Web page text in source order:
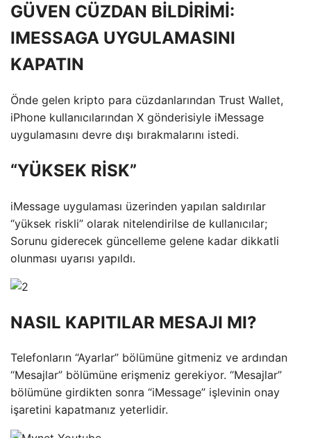
GÜVEN CÜZDAN BİLDİRİMİ:
IMESSAGA UYGULAMASINI
KAPATIN
Önde gelen kripto para cüzdanlarından Trust Wallet,
iPhone kullanıcılarından X gönderisiyle iMessage
uygulamasını devre dışı bırakmalarını istedi.
“YÜKSEK RİSK”
iMessage uygulaması üzerinden yapılan saldırılar
“yüksek riskli” olarak nitelendirilse de kullanıcılar;
Sorunu giderecek güncelleme gelene kadar dikkatli
olunması uyarısı yapıldı.
NASIL KAPITILAR MESAJI MI?
Telefonların “Ayarlar” bölümüne gitmeniz ve ardından
“Mesajlar” bölümüne erişmeniz gerekiyor. “Mesajlar”
bölümüne girdikten sonra “iMessage” işlevinin onay
işaretini kapatmanız yeterlidir.